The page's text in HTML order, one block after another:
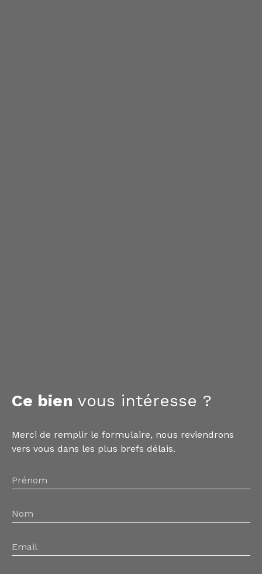
Ce bien vous intéresse ?
Merci de remplir le formulaire, nous reviendrons
vers vous dans les plus brefs délais.
Prénom
Nom
Email